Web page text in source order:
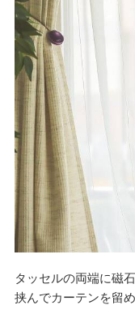
タッセルの両端に磁
挟んでカーテンを留め